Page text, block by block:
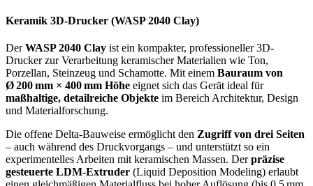
Keramik 3D-Drucker (WASP 2040 Clay)
DerWASP 2040 Clay ist ein kompakter, professioneller 3D-
Drucker zur Verarbeitung keramischer Materialien wie Ton,
Porzellan, Steinzeug und Schamotte. Mit einem Bauraum von
Ø 200 mm × 400 mm Höhe eignet sich das Gerät ideal für
maßhaltige, detailreiche Objekte im Bereich Architektur, Design
und Materialforschung.
Die offene Delta-Bauweise ermöglicht den Zugriff von drei Seiten
– auch während des Druckvorgangs – und unterstützt so ein
experimentelles Arbeiten mit keramischen Massen. Derpräzise
gesteuerte LDM-Extruder (Liquid Deposition Modeling) erlaubt